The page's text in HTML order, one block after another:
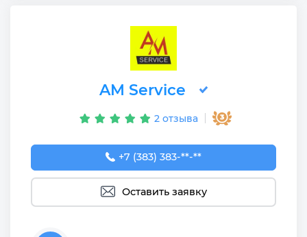
AM Service
2 отзыва
+7 (383) 383-65-03
+7 (383) 383-**-**
Оставить заявку